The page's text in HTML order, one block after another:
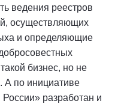
ведения реестров
осуществляющих
и определяющие
бизнес, но не
А по инициативе
разработан и